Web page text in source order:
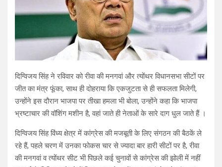
दिग्विजय सिंह ने रविवार को रीवा की मनगवां और त्योंथर विधानसभा सीटों पर
जीत का मंत्र फूंका, साथ ही दोहराया कि एकजुटता से ही सफलता मिलेगी,
उन्होंने इस दौरान भाजपा पर तीखा हमला भी बोला, उन्होंने कहा कि भाजपा
भ्रष्टाचार की वॉशिंग मशीन है, वहां जाते ही नेताओं के सारे दाग धुल जाते हैं ।
दिग्विजय सिंह विंध्य क्षेत्र में कांग्रेस की मजबूती के लिए संगठन की बैठकें ले
रहे हैं, पहले चरण में उनका फोकस चार से ज्यादा बार हारी सीटों पर है, रीवा
की मनगवां व त्योंथर सीट भी पिछले कई चुनावों से कांग्रेस की झोली में नहीं